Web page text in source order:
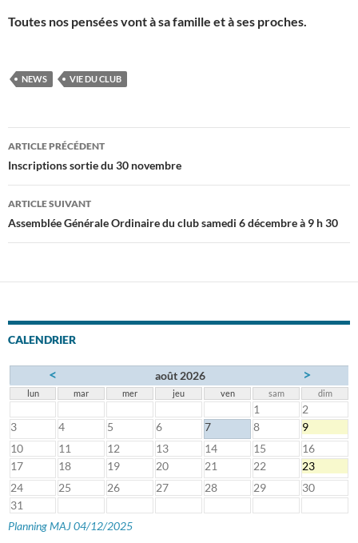
Toutes nos pensées vont à sa famille et à ses proches.
NEWS VIE DU CLUB
Navigation
des
articles
ARTICLE PRÉCÉDENT
Inscriptions sortie du 30 novembre
ARTICLE SUIVANT
Assemblée Générale Ordinaire du club samedi 6 décembre à 9 h 30
CALENDRIER
< août 2026 >
lun mar mer jeu ven sam dim
1
2
3
4 5 6 7 8
9
10
11 12 13 14 15
16
17
18 19 20 21 22
23
24
25 26 27 28 29
30
31
Planning MAJ 04/12/2025